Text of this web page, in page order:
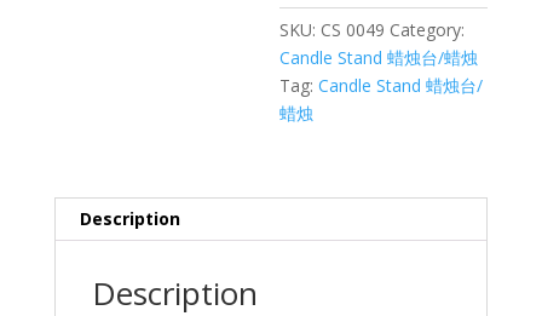
杯
Crystal
candle
glass
quantity
SKU: CS 0049 Category:
Candle Stand 蜡烛台/蜡烛
Tag:Candle Stand 蜡烛台/
蜡烛
Description
Description